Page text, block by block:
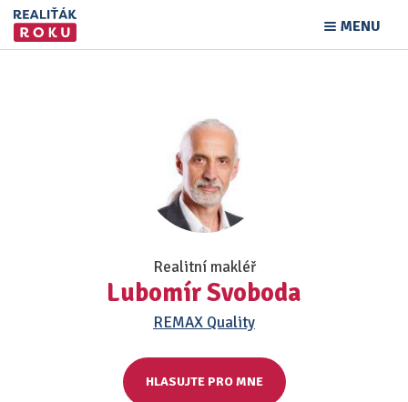
MENU
Realitní makléř
Lubomír Svoboda
REMAX Quality
HLASUJTE PRO MNE